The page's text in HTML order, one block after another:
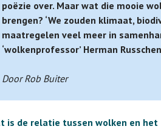
poëzie over. Maar wat die mooie
brengen? ‘We zouden klimaat,
maatregelen veel meer in
‘wolkenprofessor’ Herman
Door Rob Buiter
is de relatie tussen wolken en het